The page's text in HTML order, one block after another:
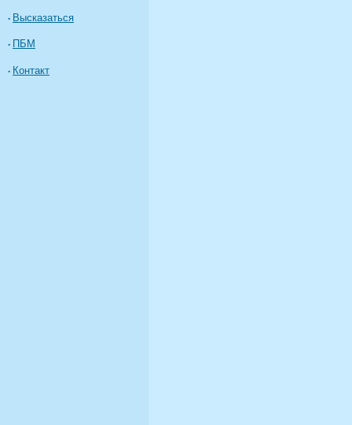
· Высказаться
· ПБМ
· Контакт